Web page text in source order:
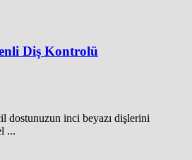
Diş Kontrolü
dostunuzun inci beyazı dişlerini
...